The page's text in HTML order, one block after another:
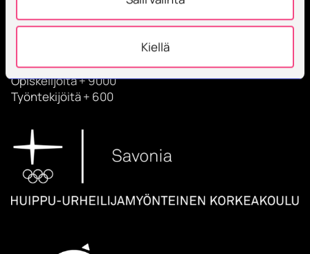
Kiellä
Savonia on kansainvälinen työelämäläheinen
Opiskelijoita + 9000
Työntekijöitä + 600